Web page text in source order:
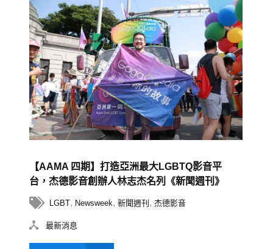
【AAMA 四期】打造亞洲最大LGBTQ影音平
台，杰德影音創辦人林志杰名列《新聞週刊》
2019全球影響力創新者榜單
LGBT, Newsweek, 新聞週刊, 杰德影音
最新消息